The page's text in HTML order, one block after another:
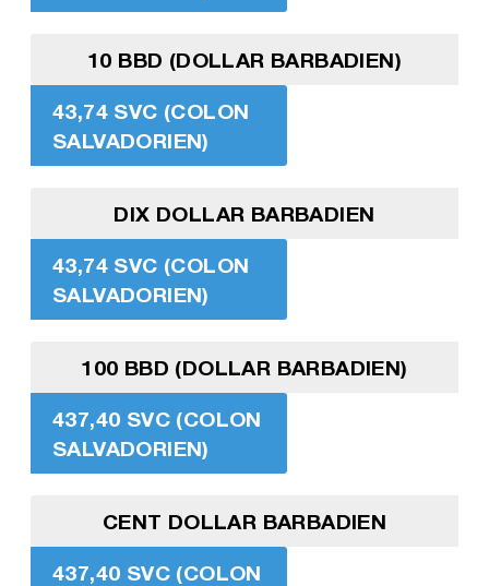
10 BBD (DOLLAR BARBADIEN)
43,74 SVC (COLON
SALVADORIEN)
DIX DOLLAR BARBADIEN
43,74 SVC (COLON
SALVADORIEN)
100 BBD (DOLLAR BARBADIEN)
437,40 SVC (COLON
SALVADORIEN)
CENT DOLLAR BARBADIEN
437,40 SVC (COLON